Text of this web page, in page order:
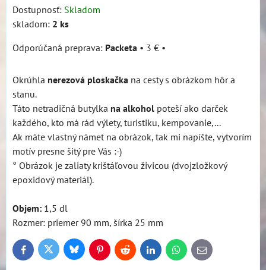
Dostupnosť: Skladom
skladom: 2 ks
Packeta • 3 € •
Okrúhla nerezová ploskačka na cesty s obrázkom hôr a
stanu.
Táto netradičná butylka na alkohol poteší ako darček
každého, kto má rád výlety, turistiku, kempovanie,...
Ak máte vlastný námet na obrázok, tak mi napíšte, vytvorím
motív presne šitý pre Vás :-)
° Obrázok je zaliaty krištáľovou živicou (dvojzložkový
epoxidový materiál).
Objem: 1,5 dl
Rozmer: priemer 90 mm, šírka 25 mm
FacebookTwitter BlueskyPinterestReddit LinkedInWhatsApp
E-
mail